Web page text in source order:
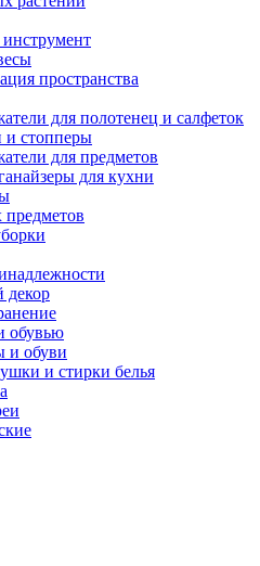
пространства
для полотенец и салфеток
стопперы
для предметов
для кухни
обувью
и обуви
и стирки белья